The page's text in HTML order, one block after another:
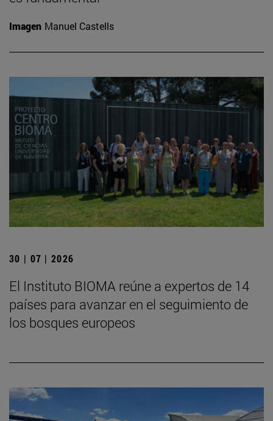
Imagen Manuel Castells
30 | 07 | 2026
El Instituto BIOMA reúne a expertos de 14
países para avanzar en el seguimiento de
los bosques europeos